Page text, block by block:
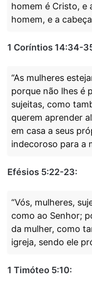
homem é Cristo, e
homem, e a
1 Coríntios 14:34-
“As mulheres
porque não lhes é
sujeitas, como
querem aprender
em casa a seus
indecoroso para a
Efésios 5:22-23:
“Vós, mulheres,
como ao Senhor;
da mulher, como
igreja, sendo ele
1 Timóteo 5:10: